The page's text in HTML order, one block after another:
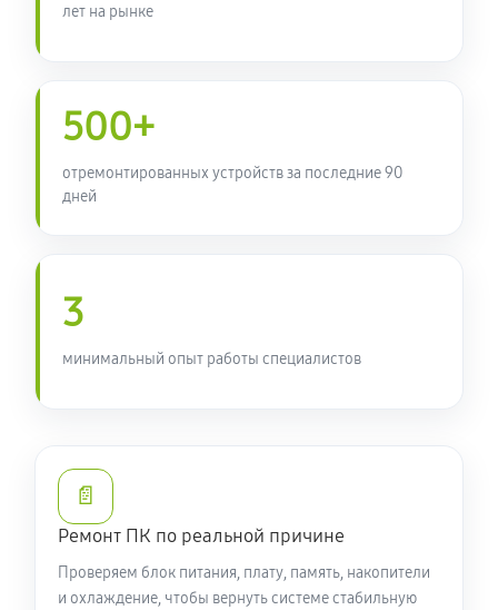
лет на рынке
500+
отремонтированных устройств за последние 90
дней
3
минимальный опыт работы специалистов
📄
Ремонт ПК по реальной причине
Проверяем блок питания, плату, память, накопители
и охлаждение, чтобы вернуть системе стабильную